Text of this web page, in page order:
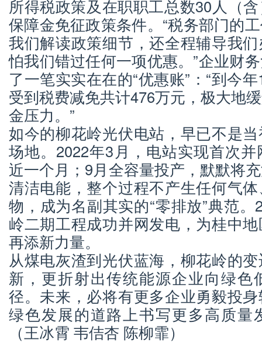
所得税政策及在职职工总数30人（
保障金免征政策条件。“税务部门的
我们解读政策细节，还全程辅导我
怕我们错过任何一项优惠。”企业财
了一笔实实在在的“优惠账”：“到今
受到税费减免共计476万元，极大地
金压力。”
如今的柳花岭光伏电站，早已不是
场地。2022年3月，电站实现首次
近一个月；9月全容量投产，默默将
清洁电能，整个过程不产生任何气
物，成为名副其实的“零排放”典范
岭二期工程成功并网发电，为桂中
再添新力量。
从煤电灰渣到光伏蓝海，柳花岭的
新，更折射出传统能源企业向绿色
径。未来，必将有更多企业勇毅投
绿色发展的道路上书写更多高质量
（王冰霄 韦佶杏 陈柳霏）